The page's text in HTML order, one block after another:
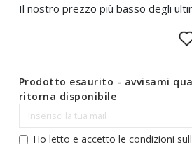
Il nostro prezzo più basso degli
Prodotto esaurito - avvisami
ritorna disponibile
Ho letto e accetto le condizioni